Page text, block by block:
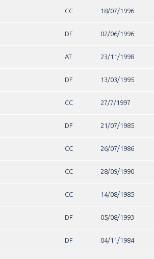
CC 18/07/1996
DF 02/06/1996
AT 23/11/1998
DF 13/03/1995
CC 27/7/1997
DF 21/07/1985
CC 26/07/1986
CC 28/09/1990
CC 14/08/1985
DF 05/08/1993
DF 04/11/1984